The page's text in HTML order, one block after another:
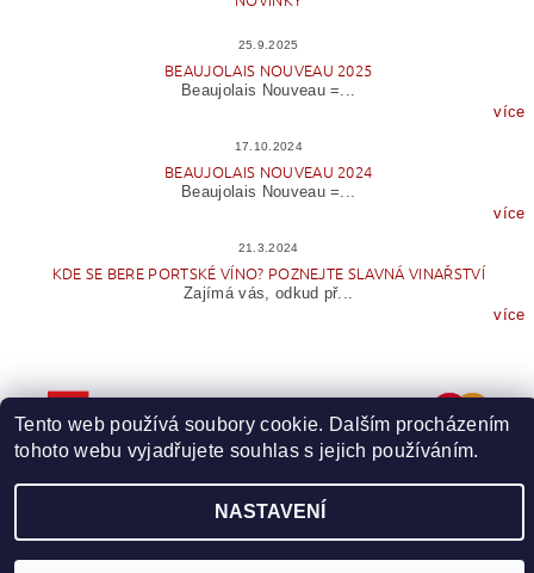
25.9.2025
BEAUJOLAIS NOUVEAU 2025
Beaujolais Nouveau =...
více
17.10.2024
BEAUJOLAIS NOUVEAU 2024
Beaujolais Nouveau =...
více
21.3.2024
KDE SE BERE PORTSKÉ VÍNO? POZNEJTE SLAVNÁ VINAŘSTVÍ
Zajímá vás, odkud př...
více
2026 © Wineme.cz, všechna práva vyhrazena Upravit nastavení cookies
Tento web používá soubory cookie. Dalším procházením
tohoto webu vyjadřujete souhlas s jejich používáním.
NASTAVENÍ